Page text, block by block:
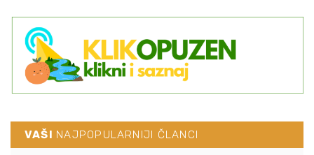
VAŠI NAJPOPULARNIJI ČLANCI